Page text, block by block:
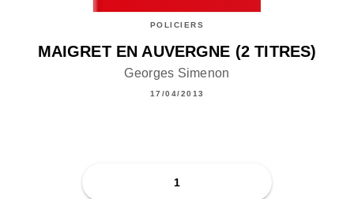
POLICIERS
MAIGRET EN AUVERGNE (2 TITRES)
Georges Simenon
17/04/2013
1